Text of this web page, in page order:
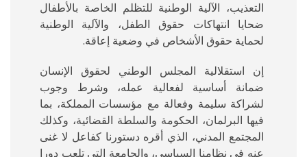
التعذيب، الآلية الوطنية للتظلم الخاصة بالأطفال
ضحايا انتهاكات حقوق الطفل، والآلية الوطنية
لحماية حقوق الأشخاص في وضعية إعاقة.
إن استقلالية المجلس الوطني لحقوق الإنسان
ضمانة أساسية لفعالية عمله، وشرط وجوب
لشراكة سليمة وفعالة مع مؤسسات المملكة، بما
فيها البرلمان، الحكومة والسلطة القضائية، وكذلك
المجتمع المدني، الذي أقره دستورنا كفاعل لا غنى
عنه في نظامنا السياسي، والجامعة التي تلعب دورا